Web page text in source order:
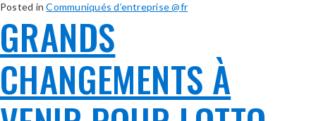
Posted inCommuniqués d’entreprise @fr
GRANDS
CHANGEMENTS À